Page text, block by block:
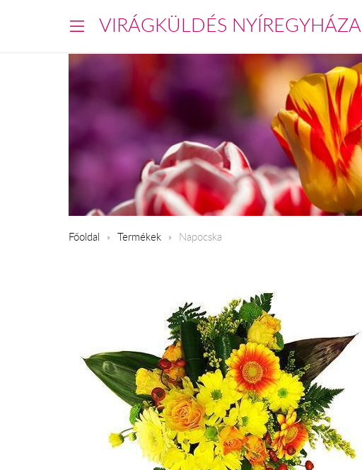
VIRÁGKÜLDÉS NYÍREGYHÁZA
Főoldal Termékek Napocska